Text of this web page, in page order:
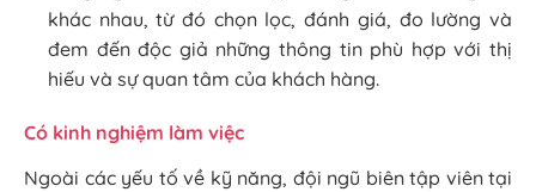
khác nhau, từ đó chọn lọc, đánh giá, đo lường và
đem đến độc giả những thông tin phù hợp với thị
hiếu và sự quan tâm của khách hàng.
Có kinh nghiệm làm việc
Ngoài các yếu tố về kỹ năng, đội ngũ biên tập viên tại